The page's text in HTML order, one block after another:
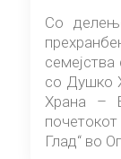
Со
со Душко
Храна –
почетокот
Глад“ во